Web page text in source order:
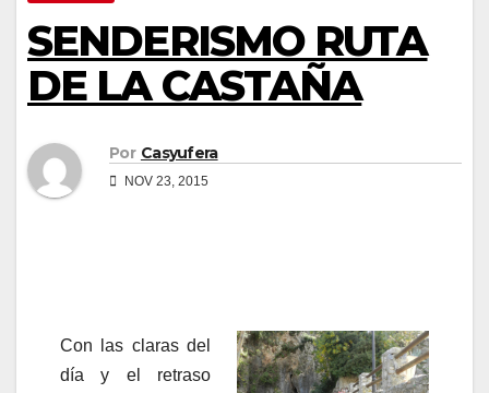
SENDERISMO RUTA
DE LA CASTAÑA
Por Casyufera
NOV 23, 2015
Con las claras del
día y el retraso